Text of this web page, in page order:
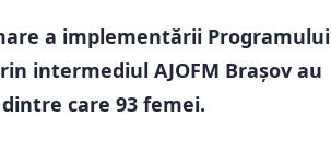
a implementării Programului
intermediul AJOFM Brașov au
care 93 femei.